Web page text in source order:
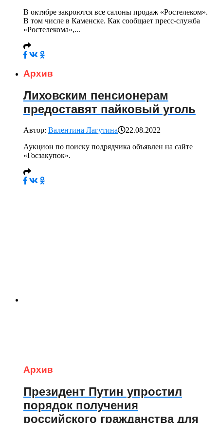
В октябре закроются все салоны продаж «Ростелеком».
В том числе в Каменске. Как сообщает пресс-служба
«Ростелекома»,...
Архив
Лиховским пенсионерам
предоставят пайковый уголь
Автор: Валентина Лагутина
22.08.2022
Аукцион по поиску подрядчика объявлен на сайте
«Госзакупок».
Архив
Президент Путин упростил
порядок получения
российского гражданства для